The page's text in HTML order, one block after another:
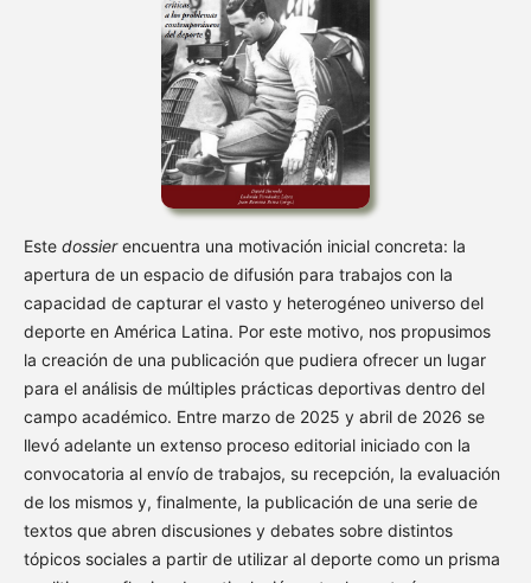
Este dossierencuentra una motivación inicial concreta: la
apertura de un espacio de difusión para trabajos con la
capacidad de capturar el vasto y heterogéneo universo del
deporte en América Latina. Por este motivo, nos propusimos
la creación de una publicación que pudiera ofrecer un lugar
para el análisis de múltiples prácticas deportivas dentro del
campo académico. Entre marzo de 2025 y abril de 2026 se
llevó adelante un extenso proceso editorial iniciado con la
convocatoria al envío de trabajos, su recepción, la evaluación
de los mismos y, finalmente, la publicación de una serie de
textos que abren discusiones y debates sobre distintos
tópicos sociales a partir de utilizar al deporte como un prisma